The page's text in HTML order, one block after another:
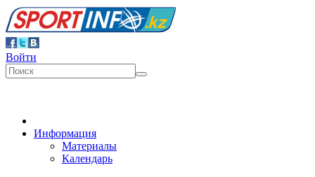
Войти
Информация
Материалы
Календарь